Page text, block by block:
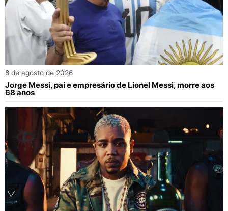
8 de agosto de 2026
Jorge Messi, pai e empresário de Lionel Messi, morre aos
68 anos